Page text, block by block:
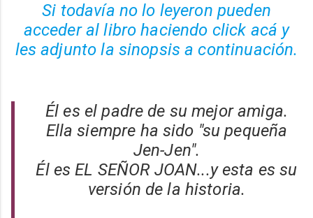
Si todavía no lo leyeron pueden
acceder al libro haciendo click acá y
les adjunto la sinopsis a continuación.
Él es el padre de su mejor amiga.
Ella siempre ha sido "su pequeña
Jen-Jen".
Él es EL SEÑOR JOAN...y esta es su
versión de la historia.